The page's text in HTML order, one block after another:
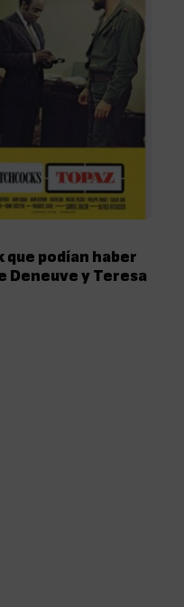
que podían haber
Deneuve y Teresa